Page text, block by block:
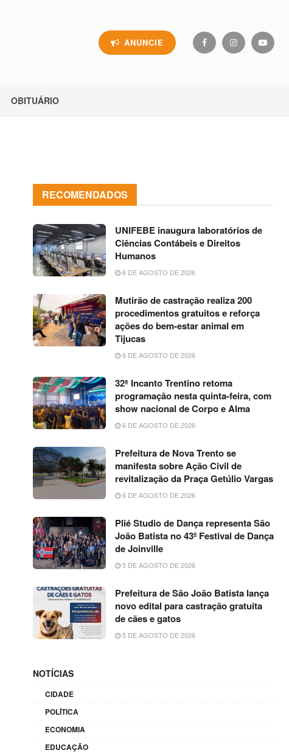
ANUNCIE
OBITUÁRIO
RECOMENDADOS
UNIFEBE inaugura laboratórios de
Ciências Contábeis e Direitos
Humanos
6 DE AGOSTO DE 2026
Mutirão de castração realiza 200
procedimentos gratuitos e reforça
ações do bem-estar animal em
Tijucas
6 DE AGOSTO DE 2026
32ª Incanto Trentino retoma
programação nesta quinta-feira, com
show nacional de Corpo e Alma
6 DE AGOSTO DE 2026
Prefeitura de Nova Trento se
manifesta sobre Ação Civil de
revitalização da Praça Getúlio Vargas
6 DE AGOSTO DE 2026
Plié Studio de Dança representa São
João Batista no 43º Festival de Dança
de Joinville
5 DE AGOSTO DE 2026
Prefeitura de São João Batista lança
novo edital para castração gratuita
de cães e gatos
5 DE AGOSTO DE 2026
NOTÍCIAS
CIDADE
POLÍTICA
ECONOMIA
EDUCAÇÃO